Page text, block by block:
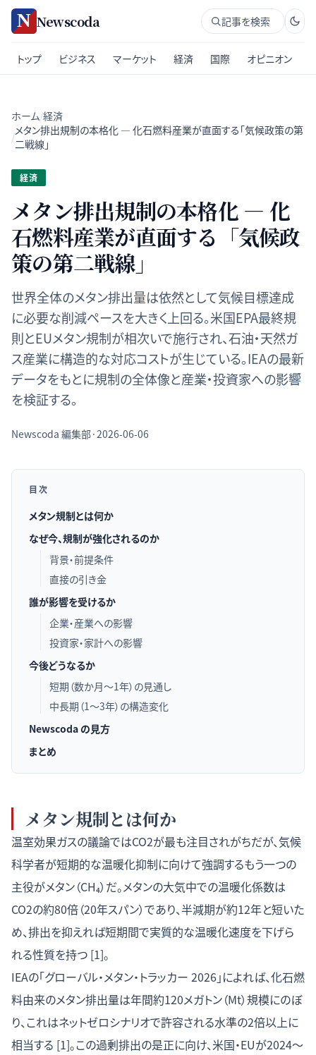
Newscoda 記事を検索
トップ ビジネス マーケット 経済 国際 オピニオン
ホーム/経済
/メタン排出規制の本格化 — 化石燃料産業が直面する「気候政策の第
二戦線」
経済
メタン排出規制の本格化 — 化
石燃料産業が直面する「気候政
策の第二戦線」
世界全体のメタン排出量は依然として気候目標達成
に必要な削減ペースを大きく上回る。米国EPA最終規
則とEUメタン規制が相次いで施行され、石油・天然ガ
ス産業に構造的な対応コストが生じている。IEAの最新
データをもとに規制の全体像と産業・投資家への影響
を検証する。
Newscoda 編集部·2026-06-06
目次
メタン規制とは何か
なぜ今、規制が強化されるのか
背景・前提条件
直接の引き金
誰が影響を受けるか
企業・産業への影響
投資家・家計への影響
今後どうなるか
短期（数か月〜1年）の見通し
中長期（1〜3年）の構造変化
Newscoda の見方
まとめ
メタン規制とは何か
温室効果ガスの議論ではCO2が最も注目されがちだが、気候
科学者が短期的な温暖化抑制に向けて強調するもう一つの
主役がメタン（CH₄）だ。メタンの大気中での温暖化係数は
CO2の約80倍（20年スパン）であり、半減期が約12年と短いた
め、排出を抑えれば短期間で実質的な温暖化速度を下げら
れる性質を持つ [1]。
IEAの「グローバル・メタン・トラッカー 2026」によれば、化石燃
料由来のメタン排出量は年間約120メガトン（Mt）規模にのぼ
り、これはネットゼロシナリオで許容される水準の2倍以上に
相当する [1]。この過剰排出の是正に向け、米国・EUが2024〜